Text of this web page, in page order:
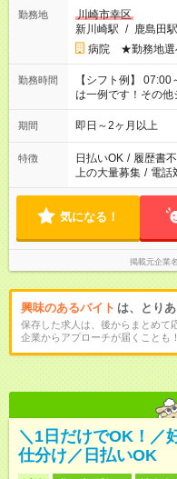
勤務地
川崎市幸区
新川崎駅 / 鹿島田駅
病院 ★勤務地選
勤務時間
【シフト例】 07:00
は一例です！その他
期間 即日～2ヶ月以上
特徴 日払いOK / 履歴書
上の大量募集 / 電話
気になる！
掲載元企業名
興味のあるバイト は、とり
保存した求人は、後からまとめて
企業からアプローチが届くことも！
＼1日だけでOK！／
仕分け／日払いOK